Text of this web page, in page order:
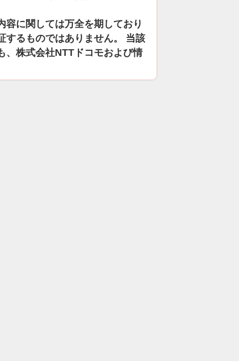
に関しては万全を期しており
するものではありません。 当該
、株式会社NTTドコモおよび情